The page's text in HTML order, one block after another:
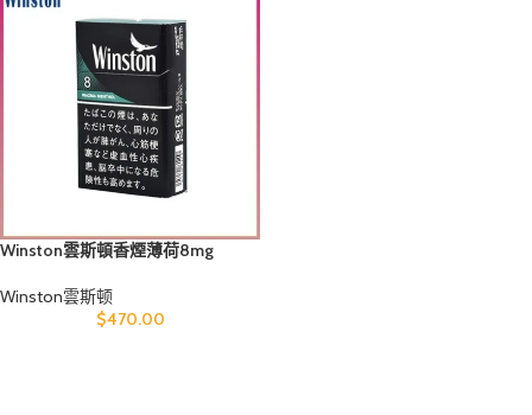
Winston雲斯頓香煙薄荷8mg
Winston雲斯顿
$470.00